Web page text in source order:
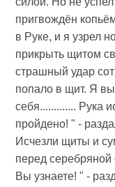
пригвождён
в Руке, и я узрел
прикрыть щитом
страшный удар
попало в щит. Я
себя............. Рука
пройдено! " -
Исчезли щиты и
перед серебряной
Вы узнаете! " -